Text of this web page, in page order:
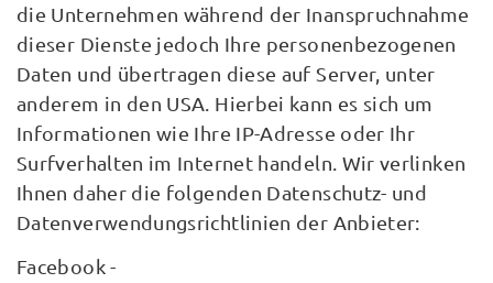
die Unternehmen während der Inanspruchnahme
dieser Dienste jedoch Ihre personenbezogenen
Daten und übertragen diese auf Server, unter
anderem in den USA. Hierbei kann es sich um
Informationen wie Ihre IP-Adresse oder Ihr
Surfverhalten im Internet handeln. Wir verlinken
Ihnen daher die folgenden Datenschutz- und
Datenverwendungsrichtlinien der Anbieter:
Facebook -